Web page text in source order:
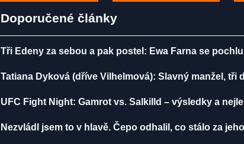
Doporučené články
Tři Edeny za sebou a pak postel: Ewa Farna se
Tatiana Dyková (dříve Vilhelmová): Slavný manžel,
UFC Fight Night: Gamrot vs. Salkilld – výsledky a
Nezvládl jsem to v hlavě. Čepo odhalil, co stálo za